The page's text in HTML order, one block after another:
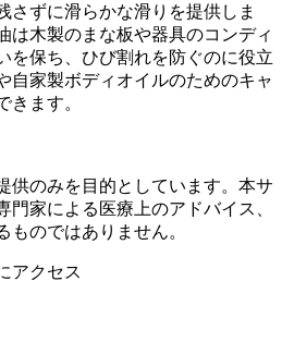
さずに滑らかな滑りを提供しま
は木製のまな板や器具のコンディ
を保ち、ひび割れを防ぐのに役立
自家製ボディオイルのためのキャ
きます。
供のみを目的としています。本サ
門家による医療上のアドバイス、
ものではありません。
アクセス